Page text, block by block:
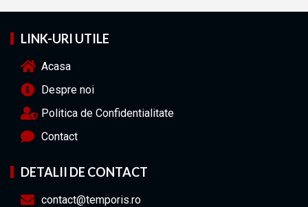
LINK-URI UTILE
Acasa
Despre noi
Politica de Confidentialitate
Contact
DETALII DE CONTACT
contact@temporis.ro